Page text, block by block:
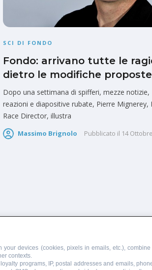
SCI DI FONDO
Fondo: arrivano tutte le
dietro le modifiche proposte
Dopo una settimana di spifferi, mezze notizie,
reazioni e diapositive rubate, Pierre Mignerey,
Race Director, illustra
Massimo Brignolo Pubblicato il 14
SCRIVI AL DIRETTORE
your devices (cookies, pixels in emails, etc.),
contexts.
programs, IP, postal addresses and emails,